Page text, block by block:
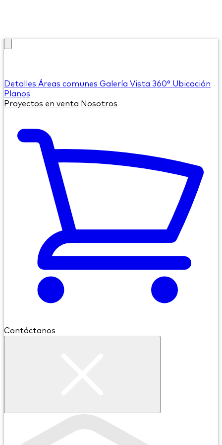
Detalles Áreas comunes Galería Vista 360° Ubicación
Planos
Proyectos en venta Nosotros
Contáctanos